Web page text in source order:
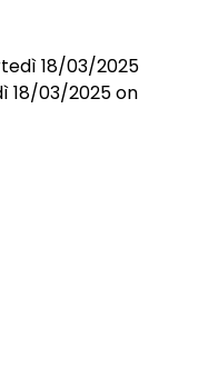
18/03/2025
18/03/2025 on